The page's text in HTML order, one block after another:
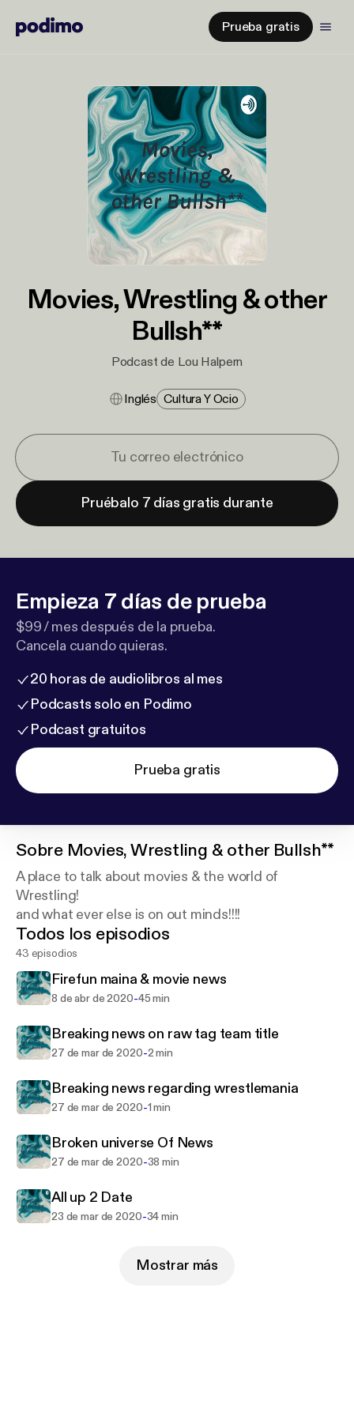
Prueba gratis
Movies, Wrestling & other
Bullsh**
Podcast de Lou Halpern
Inglés Cultura Y Ocio
Pruébalo 7 días gratis durante
Empieza 7 días de prueba
$99 / mes después de la prueba.
Cancela cuando quieras.
20 horas de audiolibros al mes
Podcasts solo en Podimo
Podcast gratuitos
Prueba gratis
Sobre Movies, Wrestling & other Bullsh**
A place to talk about movies & the world of
Wrestling!
and what ever else is on out minds!!!!
Todos los episodios
43 episodios
Firefun maina & movie news
8 de abr de 2020-45 min
Breaking news on raw tag team title
27 de mar de 2020-2 min
Breaking news regarding wrestlemania
27 de mar de 2020-1 min
Broken universe Of News
27 de mar de 2020-38 min
All up 2 Date
23 de mar de 2020-34 min
Mostrar más